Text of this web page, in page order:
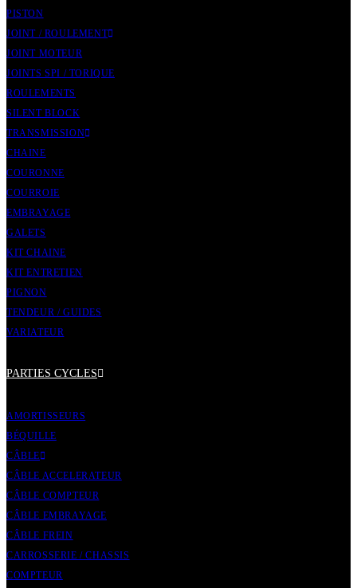
PISTON
JOINT / ROULEMENT
JOINT MOTEUR
JOINTS SPI / TORIQUE
ROULEMENTS
SILENT BLOCK
TRANSMISSION
CHAINE
COURONNE
COURROIE
EMBRAYAGE
GALETS
KIT CHAINE
KIT ENTRETIEN
PIGNON
TENDEUR / GUIDES
VARIATEUR
PARTIES CYCLES
AMORTISSEURS
BÉQUILLE
CÂBLE
CÂBLE ACCELERATEUR
CÂBLE COMPTEUR
CÂBLE EMBRAYAGE
CÂBLE FREIN
CARROSSERIE / CHASSIS
COMPTEUR